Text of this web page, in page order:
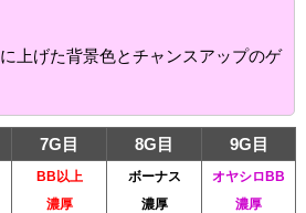
上げた背景色とチャンスアップのゲ
7G目 8G目 9G目
BB以上
濃厚
ボーナス
濃厚
オヤシロBB
濃厚